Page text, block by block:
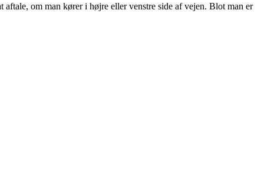
aftale, om man kører i højre eller venstre side af vejen. Blot man er